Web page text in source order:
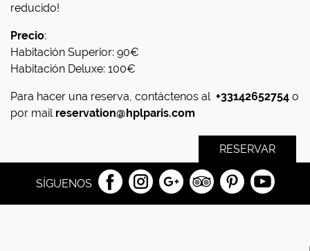
reducido!
Precio:
Habitación Superior: 90€
Habitación Deluxe: 100€
Para hacer una reserva, contáctenos al +33142652754 o
por mail reservation@hplparis.com
RESERVAR
SÍGUENOS